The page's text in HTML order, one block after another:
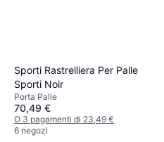
Sporti Rastrelliera Per Palle
Sporti Noir
Porta Palle
70,49 €
O 3 pagamenti di 23,49 €
6 negozi